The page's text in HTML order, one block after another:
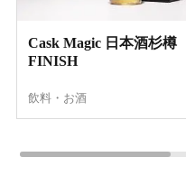
Cask Magic 日本酒杉樽
FINISH
飲料・お酒